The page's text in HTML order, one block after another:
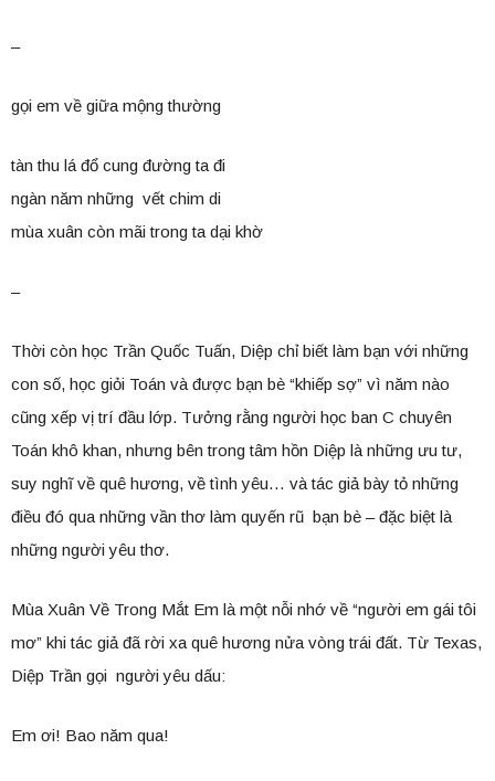
–
gọi em về giữa mộng thường
tàn thu lá đổ cung đường ta đi
ngàn năm những vết chim di
mùa xuân còn mãi trong ta dại khờ
–
Thời còn học Trần Quốc Tuấn, Diệp chỉ biết làm bạn với những
con số, học giỏi Toán và được bạn bè “khiếp sợ” vì năm nào
cũng xếp vị trí đầu lớp. Tưởng rằng người học ban C chuyên
Toán khô khan, nhưng bên trong tâm hồn Diệp là những ưu tư,
suy nghĩ về quê hương, về tình yêu… và tác giả bày tỏ những
điều đó qua những vần thơ làm quyến rũ bạn bè – đặc biệt là
những người yêu thơ.
Mùa Xuân Về Trong Mắt Em là một nỗi nhớ về “người em gái tôi
mơ” khi tác giả đã rời xa quê hương nửa vòng trái đất. Từ Texas,
Diệp Trần gọi người yêu dấu:
Em ơi! Bao năm qua!